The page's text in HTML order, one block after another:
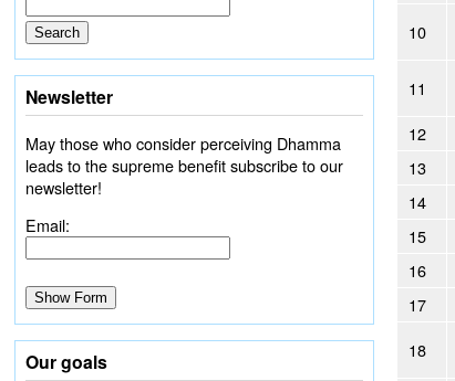
10
11
12
13
14
15
16
17
18
Newsletter
May those who consider perceiving Dhamma
leads to the supreme benefit subscribe to our
newsletter!
Email:
Our goals